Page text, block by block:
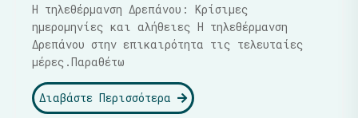
Η τηλεθέρμανση Δρεπάνου: Κρίσιμες
ημερομηνίες και αλήθειες Η τηλεθέρμανση
Δρεπάνου στην επικαιρότητα τις τελευταίες
μέρες.Παραθέτω
Διαβάστε Περισσότερα